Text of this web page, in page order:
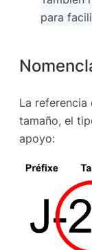
para
La referencia
tamaño, el
apoyo: